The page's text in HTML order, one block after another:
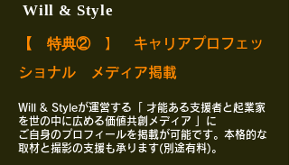
Will & Style
【 特典②】 キャリアプロフェッ
ショナル メディア掲載
Will & Styleが運営する「 才能ある支援者と起業家
を世の中に広める価値共創メディア 」に
ご自身のプロフィールを掲載が可能です。本格的な
取材と撮影の支援も承ります(別途有料)。